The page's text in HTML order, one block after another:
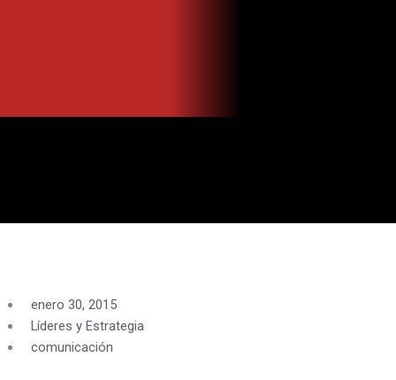
enero 30, 2015
Líderes y Estrategia
comunicación